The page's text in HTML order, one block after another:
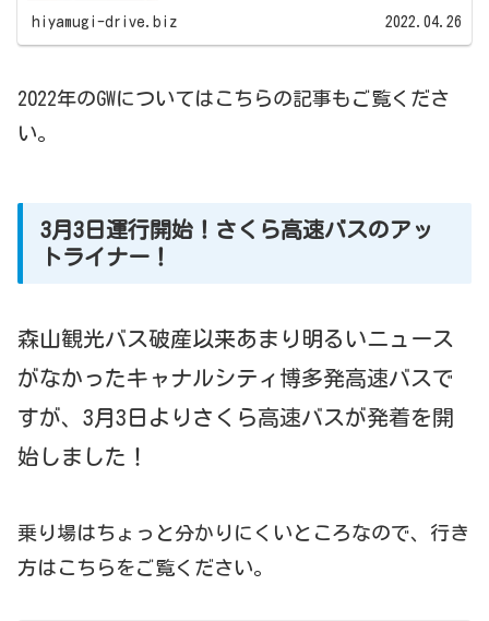
hiyamugi-drive.biz 2022.04.26
2022年のGWについてはこちらの記事もご覧くださ
い。
3月3日運行開始！さくら高速バスのアッ
トライナー！
森山観光バス破産以来あまり明るいニュース
がなかったキャナルシティ博多発高速バスで
すが、3月3日よりさくら高速バスが発着を開
始しました！
乗り場はちょっと分かりにくいところなので、行き
方はこちらをご覧ください。